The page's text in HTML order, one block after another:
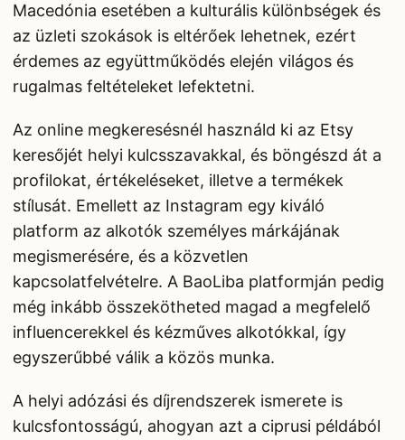
Macedónia esetében a kulturális különbségek és
az üzleti szokások is eltérőek lehetnek, ezért
érdemes az együttműködés elején világos és
rugalmas feltételeket lefektetni.
Az online megkeresésnél használd ki az Etsy
keresőjét helyi kulcsszavakkal, és böngészd át a
profilokat, értékeléseket, illetve a termékek
stílusát. Emellett az Instagram egy kiváló
platform az alkotók személyes márkájának
megismerésére, és a közvetlen
kapcsolatfelvételre. A BaoLiba platformján pedig
még inkább összekötheted magad a megfelelő
influencerekkel és kézműves alkotókkal, így
egyszerűbbé válik a közös munka.
A helyi adózási és díjrendszerek ismerete is
kulcsfontosságú, ahogyan azt a ciprusi példából